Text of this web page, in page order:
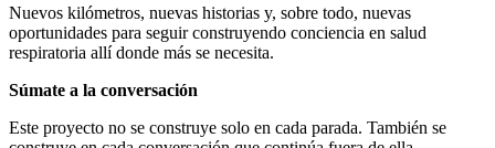
Nuevos kilómetros, nuevas historias y, sobre todo, nuevas
oportunidades para seguir construyendo conciencia en salud
respiratoria allí donde más se necesita.
Súmate a la conversación
Este proyecto no se construye solo en cada parada. También se